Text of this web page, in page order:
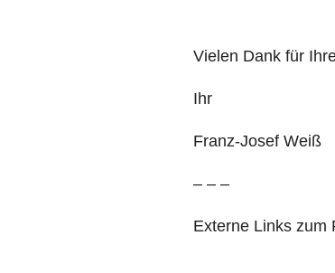
F
e
d
e
e
F
d
Vielen Dank für
Ihr
Franz-Josef Weiß
– – –
Externe Links zum